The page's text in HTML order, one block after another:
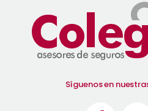
Síguenos en